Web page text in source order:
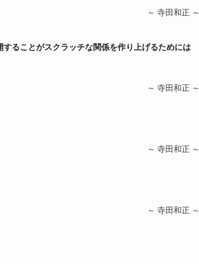
～ 寺田和正 ～
ることがスクラッチな関係を作り上げるためには
～ 寺田和正 ～
～ 寺田和正 ～
～ 寺田和正 ～